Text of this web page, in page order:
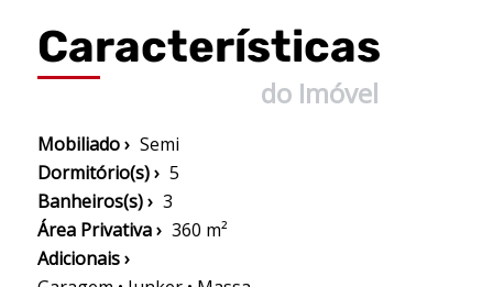
Características
do Imóvel
Mobiliado › Semi
Dormitório(s) › 5
Banheiros(s) › 3
Área Privativa › 360 m²
Adicionais ›